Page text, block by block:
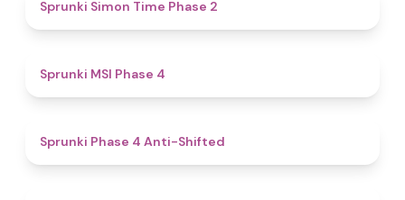
Sprunki Simon Time Phase 2
Sprunki MSI Phase 4
Sprunki Phase 4 Anti-Shifted